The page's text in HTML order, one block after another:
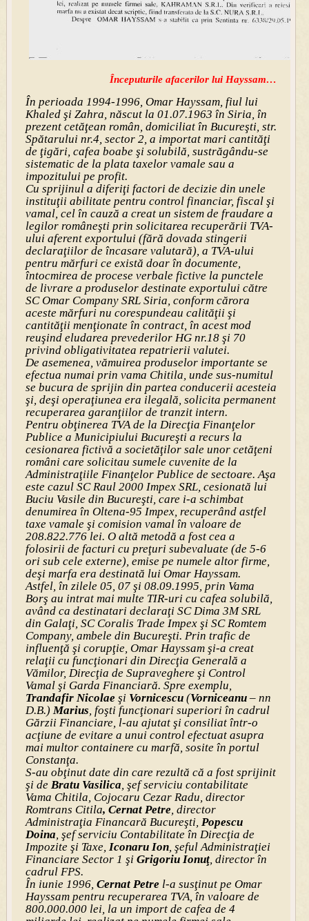
Începuturile afacerilor lui Hayssam…
În perioada 1994-1996, Omar Hayssam, fiul lui
Khaled şi Zahra, născut la 01.07.1963 în Siria, în
prezent cetăţean român, domiciliat în Bucureşti, str.
Spătarului nr.4, sector 2, a importat mari cantităţi
de ţigări, cafea boabe şi solubilă, sustrăgându-se
sistematic de la plata taxelor vamale sau a
impozitului pe profit.
Cu sprijinul a diferiţi factori de decizie din unele
instituţii abilitate pentru control financiar, fiscal şi
vamal, cel în cauză a creat un sistem de fraudare a
legilor româneşti prin solicitarea recuperării TVA-
ului aferent exportului (fără dovada stingerii
declaraţiilor de încasare valutară), a TVA-ului
pentru mărfuri ce există doar în documente,
întocmirea de procese verbale fictive la punctele
de livrare a produselor destinate exportului către
SC Omar Company SRL Siria, conform cărora
aceste mărfuri nu corespundeau calităţii şi
cantităţii menţionate în contract, în acest mod
reuşind eludarea prevederilor HG nr.18 şi 70
privind obligativitatea repatrierii valutei.
De asemenea, vămuirea produselor importante se
efectua numai prin vama Chitila, unde sus-numitul
se bucura de sprijin din partea conducerii acesteia
şi, deşi operaţiunea era ilegală, solicita permanent
recuperarea garanţiilor de tranzit intern.
Pentru obţinerea TVA de la Direcţia Finanţelor
Publice a Municipiului Bucureşti a recurs la
cesionarea fictivă a societăţilor sale unor cetăţeni
români care solicitau sumele cuvenite de la
Administraţiile Finanţelor Publice de sectoare. Aşa
este cazul SC Raul 2000 Impex SRL, cesionată lui
Buciu Vasile din Bucureşti, care i-a schimbat
denumirea în Oltena-95 Impex, recuperând astfel
taxe vamale şi comision vamal în valoare de
208.822.776 lei. O altă metodă a fost cea a
folosirii de facturi cu preţuri subevaluate (de 5-6
ori sub cele externe), emise pe numele altor firme,
deşi marfa era destinată lui Omar Hayssam.
Astfel, în zilele 05, 07 şi 08.09.1995, prin Vama
Borş au intrat mai multe TIR-uri cu cafea solubilă,
având ca destinatari declaraţi SC Dima 3M SRL
din Galaţi, SC Coralis Trade Impex şi SC Romtem
Company, ambele din Bucureşti. Prin trafic de
influenţă şi corupţie, Omar Hayssam şi-a creat
relaţii cu funcţionari din Direcţia Generală a
Vămilor, Direcţia de Supraveghere şi Control
Vamal şi Garda Financiară. Spre exemplu,
Trandafir Nicolae şi Vornicescu(Vorniceanu– nn
D.B.)Marius, foşti funcţionari superiori în cadrul
Gărzii Financiare, l-au ajutat şi consiliat într-o
acţiune de evitare a unui control efectuat asupra
mai multor containere cu marfă, sosite în portul
Constanţa.
S-au obţinut date din care rezultă că a fost sprijinit
şi de Bratu Vasilica, şef serviciu contabilitate
Vama Chitila, Cojocaru Cezar Radu, director
Romtrans Citila, Cernat Petre, director
Administraţia Financară Bucureşti, Popescu
Doina, şef serviciu Contabilitate în Direcţia de
Impozite şi Taxe, Iconaru Ion, şeful Administraţiei
Financiare Sector 1 şi Grigoriu Ionuţ, director în
cadrul FPS.
În iunie 1996, Cernat Petre l-a susţinut pe Omar
Hayssam pentru recuperarea TVA, în valoare de
800.000.000 lei, la un import de cafea de 4